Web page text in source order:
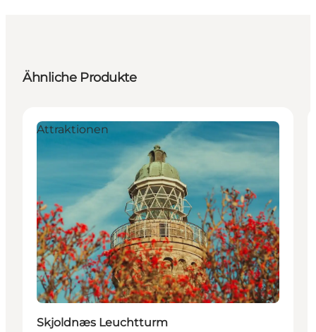
Ähnliche Produkte
Attraktionen
Skjoldnæs Leuchtturm